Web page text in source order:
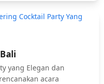
yang Elegan dan
acara